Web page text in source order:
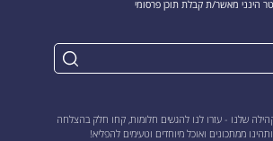
הינני מאשר/ת קבלת תוכן פרסומי
שלנו - עזרו לנו להגשים חלומות, קחו חלק בהצלחה
ממתכונים ואוכל מיוחדים וטעימים להפליא!